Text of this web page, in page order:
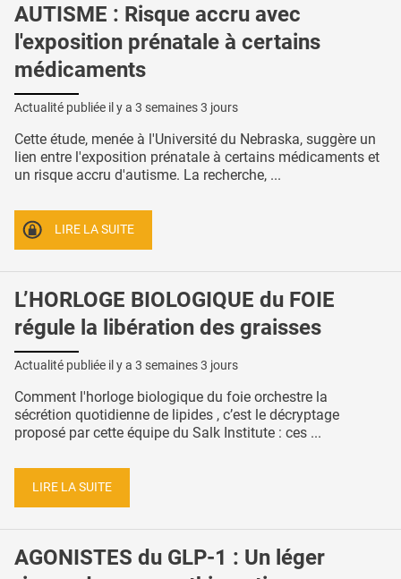
AUTISME : Risque accru avec
l'exposition prénatale à certains
médicaments
Actualité publiée il y a 3 semaines 3 jours
Cette étude, menée à l'Université du Nebraska, suggère un
lien entre l'exposition prénatale à certains médicaments et
un risque accru d'autisme. La recherche, ...
LIRE LA SUITE
L’HORLOGE BIOLOGIQUE du FOIE
régule la libération des graisses
Actualité publiée il y a 3 semaines 3 jours
Comment l'horloge biologique du foie orchestre la
sécrétion quotidienne de lipides , c’est le décryptage
proposé par cette équipe du Salk Institute : ces ...
LIRE LA SUITE
AGONISTES du GLP-1 : Un léger